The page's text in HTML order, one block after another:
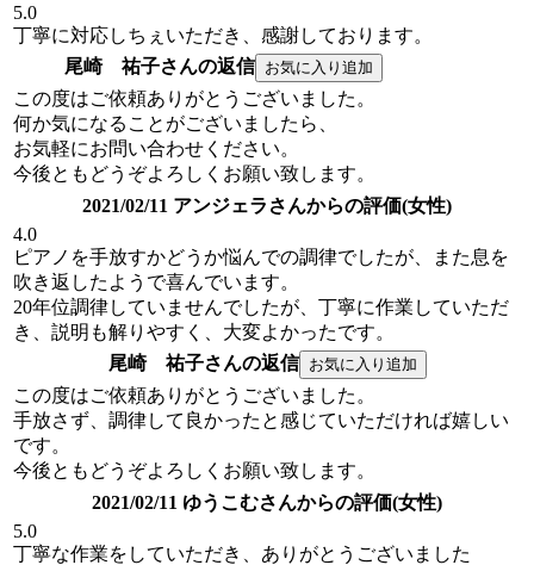
5.0
丁寧に対応しちぇいただき、感謝しております。
尾崎 祐子さんの返信
この度はご依頼ありがとうございました。
何か気になることがございましたら、
お気軽にお問い合わせください。
今後ともどうぞよろしくお願い致します。
2021/02/11 アンジェラさんからの評価(女性)
4.0
ピアノを手放すかどうか悩んでの調律でしたが、また息を
吹き返したようで喜んでいます。
20年位調律していませんでしたが、丁寧に作業していただ
き、説明も解りやすく、大変よかったです。
尾崎 祐子さんの返信
この度はご依頼ありがとうございました。
手放さず、調律して良かったと感じていただければ嬉しい
です。
今後ともどうぞよろしくお願い致します。
2021/02/11 ゆうこむさんからの評価(女性)
5.0
丁寧な作業をしていただき、ありがとうございました